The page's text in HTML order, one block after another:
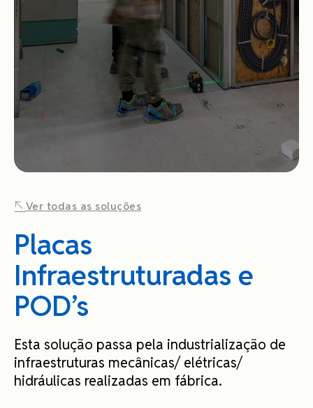
Ver todas as soluções
Placas
Infraestruturadas e
POD’s
Esta solução passa pela industrialização de
infraestruturas mecânicas/ elétricas/
hidráulicas realizadas em fábrica.